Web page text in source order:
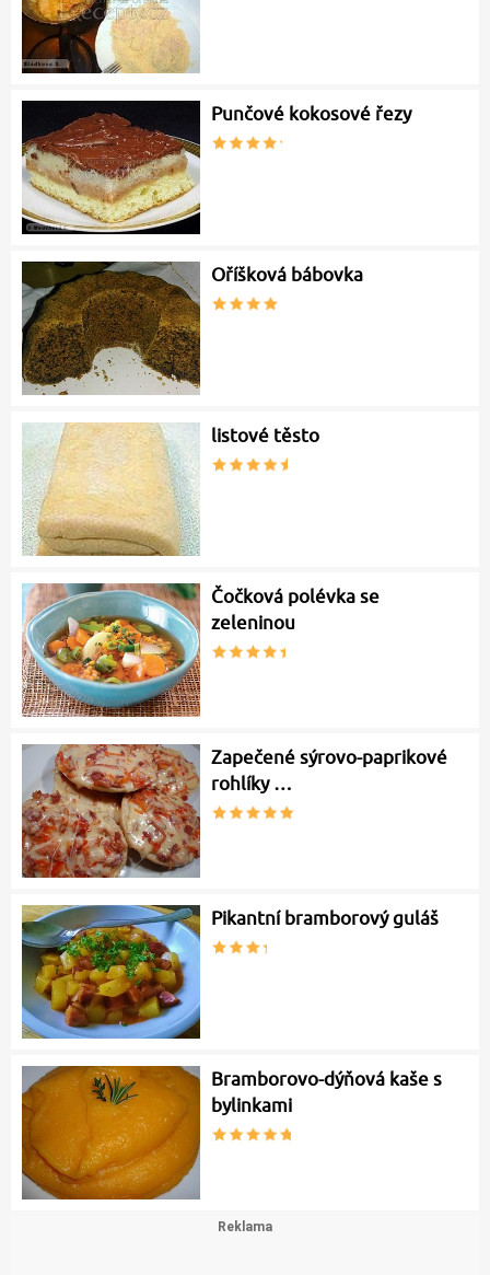
Punčové kokosové řezy
Oříšková bábovka
listové těsto
Čočková polévka se
zeleninou
Zapečené sýrovo-paprikové
rohlíky …
Pikantní bramborový guláš
Bramborovo-dýňová kaše s
bylinkami